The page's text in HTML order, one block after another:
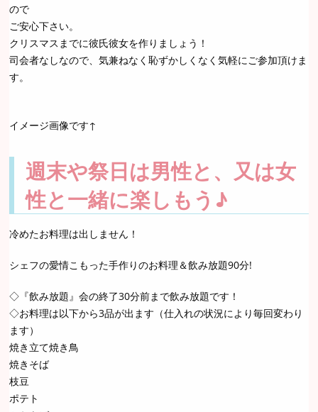
ので
ご安心下さい。
クリスマスまでに彼氏彼女を作りましょう！
司会者なしなので、気兼ねなく恥ずかしくなく気軽にご参加頂けま
す。
イメージ画像です↑
週末や祭日は男性と、又は女
性と一緒に楽しもう♪
冷めたお料理は出しません！
シェフの愛情こもった手作りのお料理＆飲み放題90分!
◇『飲み放題』会の終了30分前まで飲み放題です！
◇お料理は以下から3品が出ます（仕入れの状況により毎回変わり
ます）
焼き立て焼き鳥
焼きそば
枝豆
ポテト